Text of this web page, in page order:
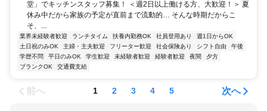
堂」でキッチンスタッフ募集！ ＜週2日以上働ける方、大歓迎！＞ 夏
休み中だから家族の予定が直前まで流動的… そんな時期だからこ
そ、...
業界未経験者歓迎 ランチタイム 扶養内勤務OK 社員登用あり
週1日からOK
土日祝のみOK
主婦・主夫歓迎 フリーター歓迎 社会保険あり シフト自由
午後
学歴不問
平日のみOK 学生歓迎 未経験者歓迎 経験者歓迎 夜間
夕方
ブランクOK
交通費支給
前へ 1 2 3 4 5 次へ